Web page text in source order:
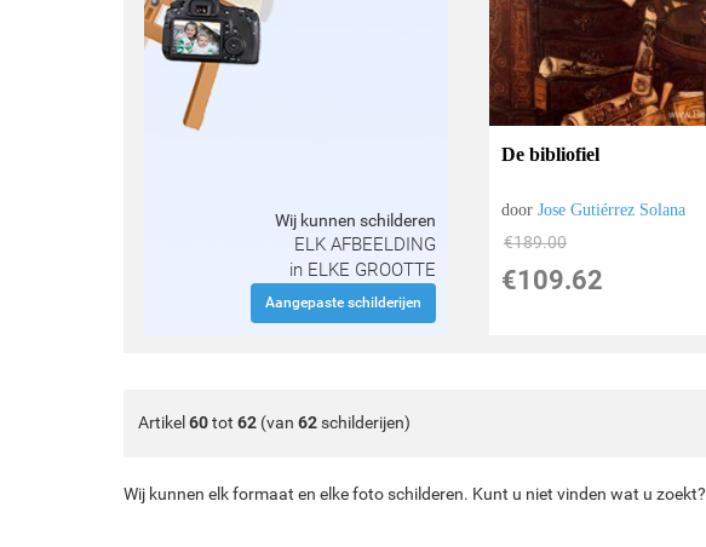
Wij kunnen schilderen
ELK AFBEELDING
in ELKE GROOTTE
Aangepaste schilderijen
De bibliofiel
doorJose Gutiérrez Solana
€189.00
€109.62
Artikel 60tot 62 (van 62schilderijen)
Wij kunnen elk formaat en elke foto schilderen. Kunt u niet vinden wat u zoekt?